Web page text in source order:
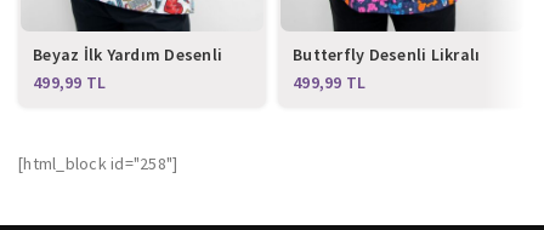
Beyaz İlk Yardım Desenli
Likralı Üst Forma
TL
Butterfly Desenli Likralı
Üst Forma
TL
[html_block id="258"]